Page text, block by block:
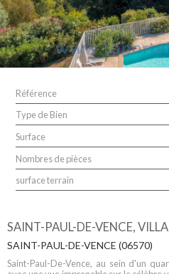
Référence
Type de Bien
Surface
Nombres de pièces
surface terrain
SAINT-PAUL-DE-VENCE,
SAINT-PAUL-DE-VENCE (06570)
Saint-Paul-De-Vence, au sein d'un